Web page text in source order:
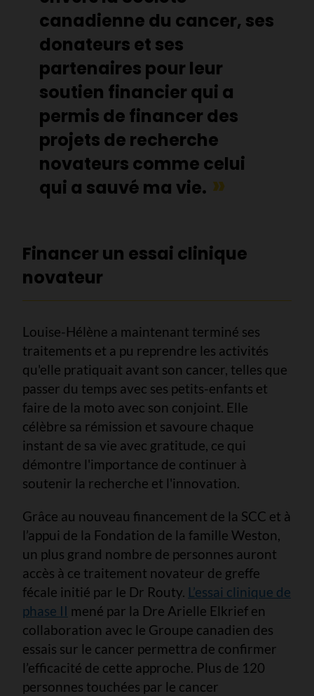
canadienne du cancer, ses
donateurs et ses
partenaires pour leur
soutien financier qui a
permis de financer des
projets de recherche
novateurs comme celui
qui a sauvé ma vie.
Financer un essai clinique
novateur
Louise-Hélène a maintenant terminé ses
traitements et a pu reprendre les activités
qu'elle pratiquait avant son cancer, telles que
passer du temps avec ses petits-enfants et
faire de la moto avec son conjoint. Elle
célèbre sa rémission et savoure chaque
instant de sa vie avec gratitude, ce qui
démontre l'importance de continuer à
soutenir la recherche et l'innovation.
Grâce au nouveau financement de la SCC et à
l’appui de la Fondation de la famille Weston,
un plus grand nombre de personnes auront
accès à ce traitement novateur de greffe
fécale initié par le Dr Routy. L’essai clinique de
phase II mené par la Dre Arielle Elkrief en
collaboration avec le Groupe canadien des
essais sur le cancer permettra de confirmer
l’efficacité de cette approche. Plus de 120
personnes touchées par le cancer